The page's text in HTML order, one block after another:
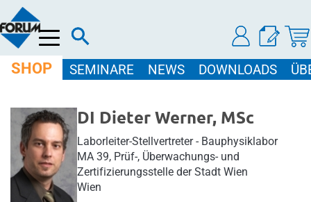
Menü
SHOP SEMINARE NEWS DOWNLOADS
DI Dieter Werner, MSc
Laborleiter-Stellvertreter - Bauphysiklabor
MA 39, Prüf-, Überwachungs- und
Zertifizierungsstelle der Stadt Wien
Wien